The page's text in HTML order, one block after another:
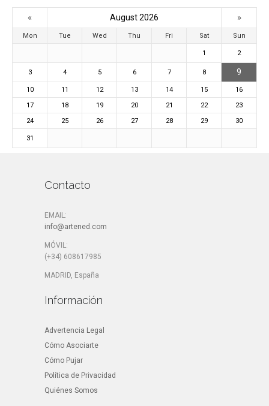
« August 2026 »
Mon Tue Wed Thu Fri Sat Sun
1 2
3 4 5 6 7 8 9
10 11 12 13 14 15
16
17
18 19 20 21 22
23
24
25 26 27 28 29 30
31
Contacto
EMAIL:
info@artened.com
MÓVIL:
(+34) 608617985
MADRID, España
Información
Advertencia Legal
Cómo Asociarte
Cómo Pujar
Política de Privacidad
Quiénes Somos